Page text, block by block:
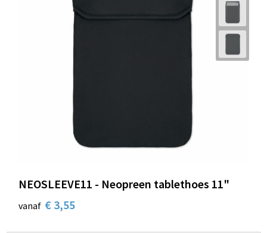
NEOSLEEVE11 - Neopreen tablethoes 11"
vanaf € 3,55